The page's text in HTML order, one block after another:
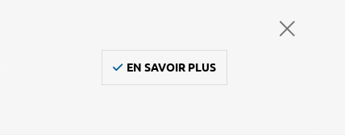
EN SAVOIR PLUS